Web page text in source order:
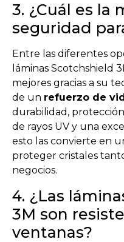
3. ¿Cuál es la
seguridad
Entre las diferentes
láminas Scotchshield
mejores gracias a su
de un refuerzo de
durabilidad,
de rayos UV y una
esto las convierte en
proteger cristales
negocios.
4. ¿Las
3M son
ventanas?